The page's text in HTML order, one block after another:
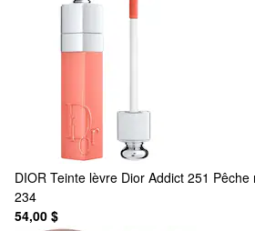
DIOR Teinte lèvre Dior Addict 251 Pêche
234
54,00 $